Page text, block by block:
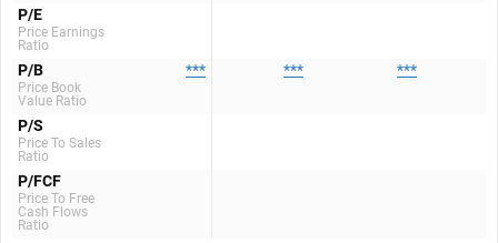
P/E
Price Earnings
Ratio
P/B
Price Book
Value Ratio
*** *** ***
P/S
Price To Sales
Ratio
P/FCF
Price To Free
Cash Flows
Ratio